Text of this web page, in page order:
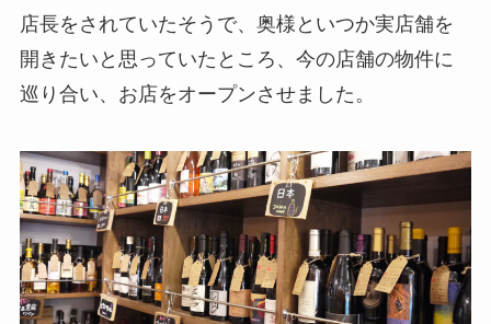
店長をされていたそうで、奥様といつか実店舗を
開きたいと思っていたところ、今の店舗の物件に
巡り合い、お店をオープンさせました。